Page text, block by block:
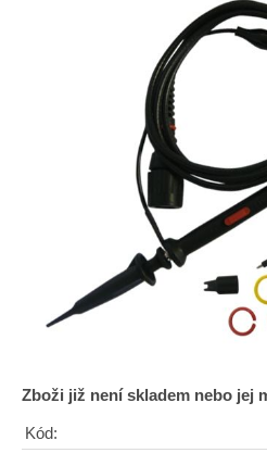
Zboži již není skladem nebo jej
Kód: